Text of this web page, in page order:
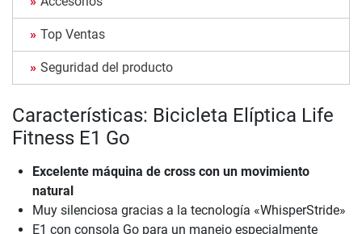
Top Ventas
Seguridad del producto
Características: Bicicleta Elíptica Life
Fitness E1 Go
Excelente máquina de cross con un movimiento
natural
Muy silenciosa gracias a la tecnología «WhisperStride»
E1 con consola Go para un manejo especialmente